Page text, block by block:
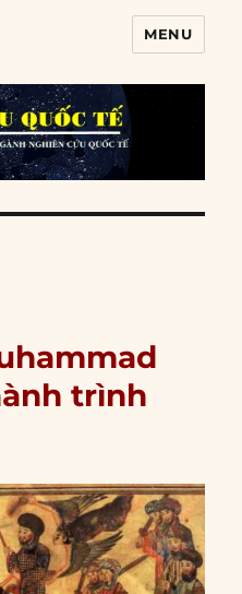
MENU
trình